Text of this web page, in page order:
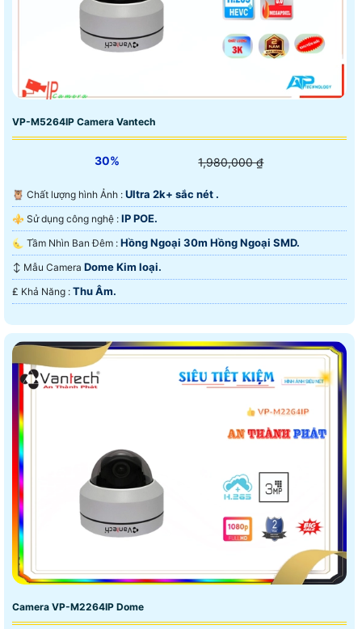
VP-M5264IP Camera Vantech
30% 1,980,000 ₫
🦉 Chất lượng hình Ảnh : Ultra 2k+ sắc nét .
⚜️ Sử dụng công nghệ : IP POE.
🌜 Tầm Nhìn Ban Đêm : Hồng Ngoại 30m Hồng Ngoại SMD.
↕️ Mẫu Camera Dome Kim loại.
️₤ Khả Năng : Thu Âm.
Camera VP-M2264IP Dome